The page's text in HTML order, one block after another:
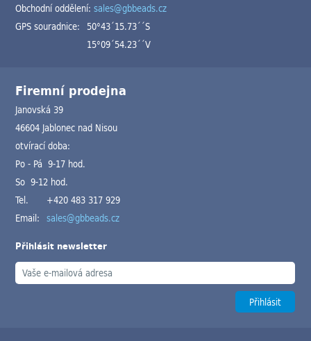
Obchodní oddělení:sales@gbbeads.cz
GPS souradnice: 50°43´15.73´´S
15°09´54.23´´V
Firemní prodejna
Janovská 39
46604 Jablonec nad Nisou
otvírací doba:
Po - Pá 9-17 hod.
So 9-12 hod.
Tel.
+420 483 317 929
Email: sales@gbbeads.cz
Přihlásit newsletter